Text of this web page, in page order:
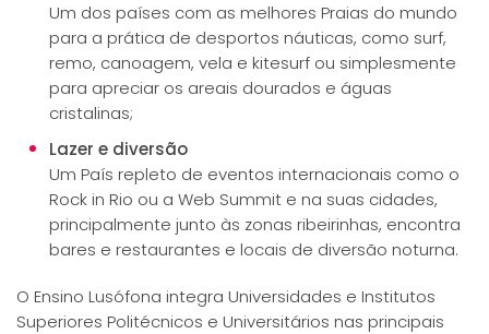
Um dos países com as melhores Praias do mundo
para a prática de desportos náuticas, como surf,
remo, canoagem, vela e kitesurf ou simplesmente
para apreciar os areais dourados e águas
cristalinas;
Lazer e diversão
Um País repleto de eventos internacionais como o
Rock in Rio ou a Web Summit e na suas cidades,
principalmente junto às zonas ribeirinhas, encontra
bares e restaurantes e locais de diversão noturna.
O Ensino Lusófona integra Universidades e Institutos
Superiores Politécnicos e Universitários nas principais